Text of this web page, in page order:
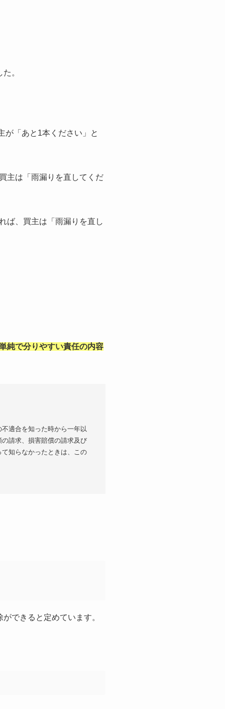
。
が「あと1本ください」と
主は「雨漏りを直してくだ
ば、買主は「雨漏りを直し
純で分りやすい責任の内容
適合を知った時から一年以
請求、損害賠償の請求及び
知らなかったときは、この
できると定めています。